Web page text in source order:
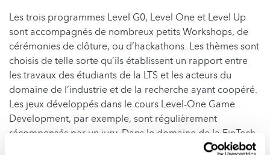
Les trois programmes Level G0, Level One et Level Up
sont accompagnés de nombreux petits Workshops, de
cérémonies de clôture, ou d’hackathons. Les thèmes sont
choisis de telle sorte qu’ils établissent un rapport entre
les travaux des étudiants de la LTS et les acteurs du
domaine de l’industrie et de la recherche ayant coopéré.
Les jeux développés dans le cours Level-One Game
Development, par exemple, sont régulièrement
récompensés par un jury. Dans le domaine de la FinTech,
des hackathons ont lieu durant lesquels sont développés